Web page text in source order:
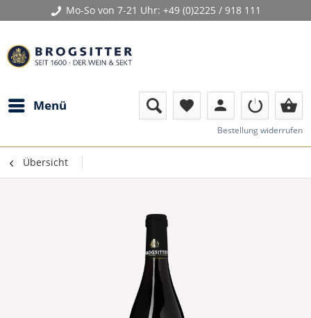
Mo-So von 7-21 Uhr: +49 (0)2225 / 918 111
Menü favorite person shopping_basket
Bestellung widerrufen
Übersicht